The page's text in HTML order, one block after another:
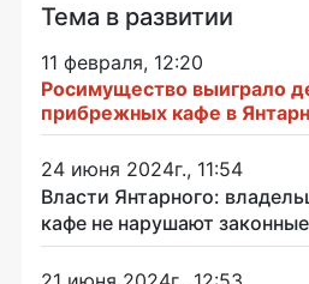
Тема в развитии
11 февраля, 12:20
Росимущество выиграло
прибрежных кафе в
24 июня 2024г., 11:54
Власти Янтарного:
кафе не нарушают